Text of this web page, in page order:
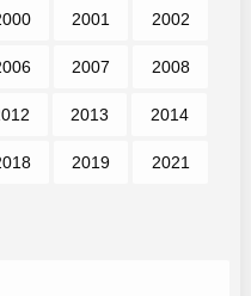
2001 2002
2007 2008
2013 2014
2019 2021